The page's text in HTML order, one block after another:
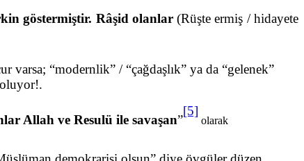
göstermiştir. Râşid olanlar(Rüşte ermiş / hidayete
“modernlik” / “çağdaşlık” ya da “gelenek”
Allah ve Resulü ile savaşan”
[5]
olarak